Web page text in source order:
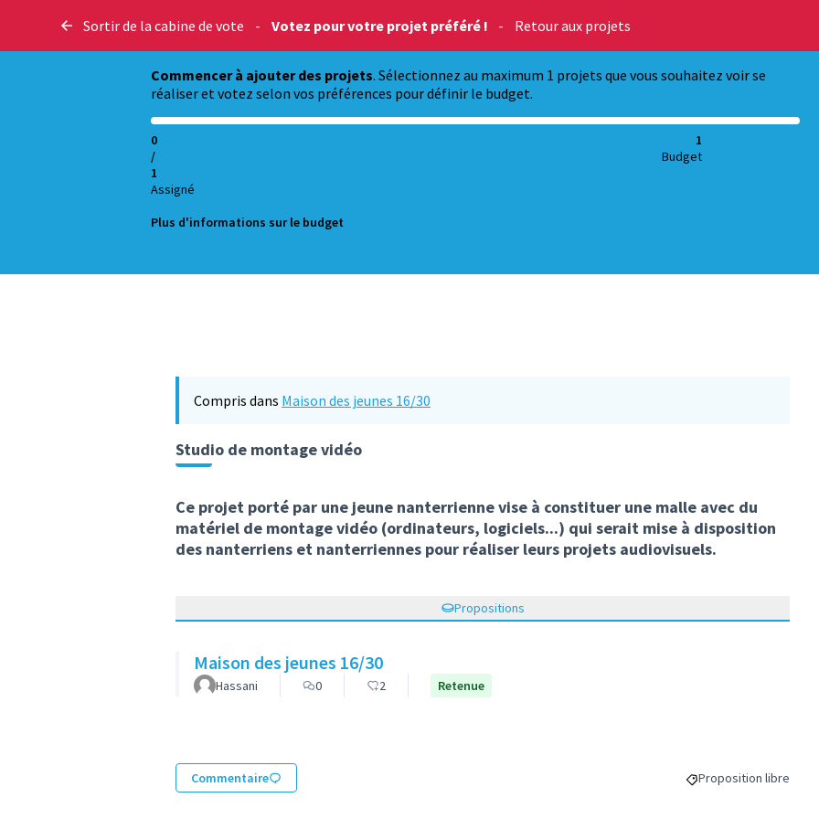
Sortir de la cabine de vote - Votez pour votre projet préféré ! - Retour aux projets
Commencer à ajouter des projets. Sélectionnez au maximum 1 projets que vous souhaitez voir se
réaliser et votez selon vos préférences pour définir le budget.
0
/
1
Assigné
1
Budget
Plus d'informations sur le budget
Compris dans Maison des jeunes 16/30
Studio de montage vidéo
Ce projet porté par une jeune nanterrienne vise à constituer une malle avec du
matériel de montage vidéo (ordinateurs, logiciels...) qui serait mise à disposition
des nanterriens et nanterriennes pour réaliser leurs projets audiovisuels.
Propositions
Maison des jeunes 16/30
Hassani 0 2 Retenue
Commentaire Filtrer les résultats
Proposition libre